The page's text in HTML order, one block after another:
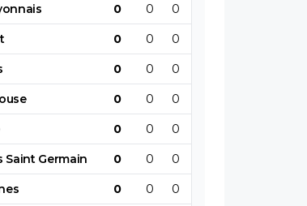
0 0 0
0 0 0
0 0 0
0 0 0
0 0 0
Saint Germain 0 0 0
0 0 0